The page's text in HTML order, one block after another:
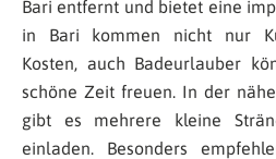
Bari entfernt und bietet eine
in Bari kommen nicht nur
Kosten, auch Badeurlauber
schöne Zeit freuen. In der
gibt es mehrere kleine
einladen. Besonders